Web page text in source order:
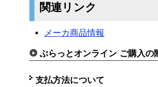
関連リンク
メーカ商品情報
ぷらっとオンライン ご購入の
支払方法について